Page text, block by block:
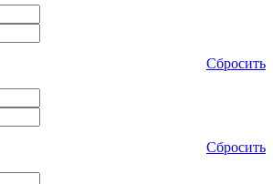
Сбросить
Сбросить